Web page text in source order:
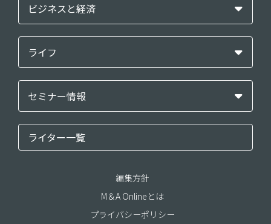
ビジネスと経済
ライフ
セミナー情報
ライター一覧
編集方針
M＆A Onlineとは
プライバシーポリシー